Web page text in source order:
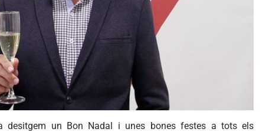
desitgem un Bon Nadal i unes bones festes a tots els